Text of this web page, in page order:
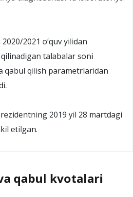
2021 o‘quv yilidan
talabalar soni
qabul qilish parametrlaridan
2019 yil 28 martdagi
etilgan.
qabul kvotalari